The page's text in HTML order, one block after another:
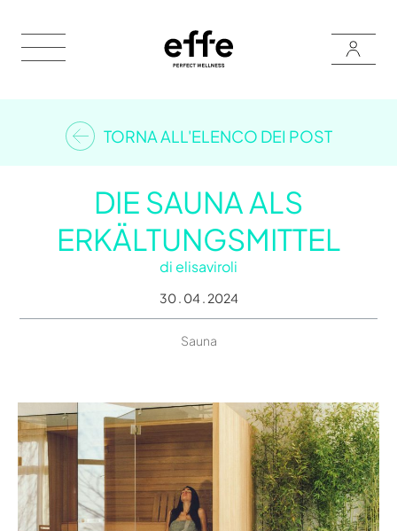
TORNA ALL'ELENCO DEI POST
DIE SAUNA ALS
ERKÄLTUNGSMITTEL
dielisaviroli
30 . 04 . 2024
Sauna